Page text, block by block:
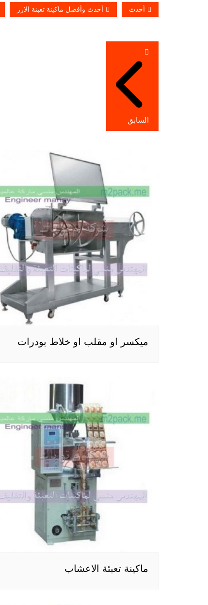
أحدث أحدث وأفضل ماكينة تعبئة الارز
تصفّح
المقالات
السابق
ميكسر او مقلب او خلاط بودرات
ماكينة تعبئة الاعشاب